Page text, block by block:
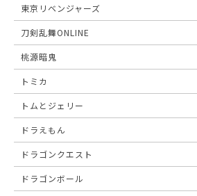
東京リベンジャーズ
刀剣乱舞ONLINE
桃源暗鬼
トミカ
トムとジェリー
ドラえもん
ドラゴンクエスト
ドラゴンボール